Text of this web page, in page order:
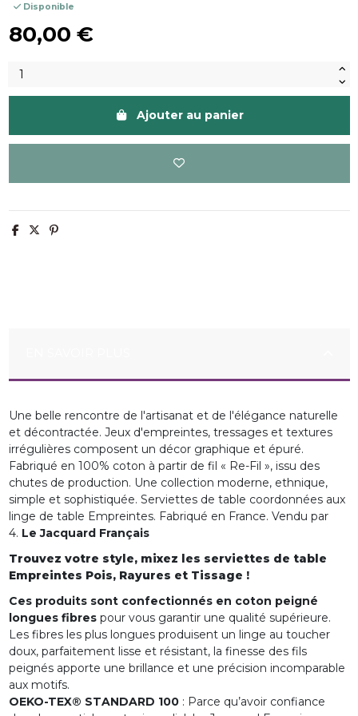
Disponible
80,00 €
Ajouter au panier
Une belle rencontre de l'artisanat et de l'élégance naturelle
et décontractée. Jeux d'empreintes, tressages et textures
irrégulières composent un décor graphique et épuré.
Fabriqué en 100% coton à partir de fil « Re-Fil », issu des
chutes de production. Une collection moderne, ethnique,
simple et sophistiquée. Serviettes de table coordonnées aux
linge de table Empreintes. Fabriqué en France. Vendu par
4. Le Jacquard Français
Trouvez votre style, mixez les serviettes de table
Empreintes Pois, Rayures et Tissage !
Ces produits sont confectionnés en coton peigné
longues fibres pour vous garantir une qualité supérieure.
Les fibres les plus longues produisent un linge au toucher
doux, parfaitement lisse et résistant, la finesse des fils
peignés apporte une brillance et une précision incomparable
aux motifs.
OEKO-TEX® STANDARD 100 : Parce qu’avoir confiance